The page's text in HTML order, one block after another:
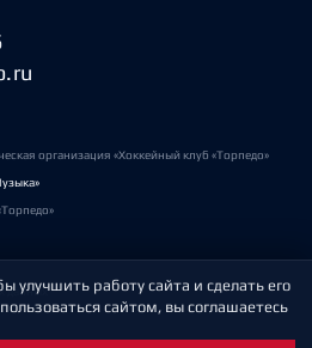
организация «Хоккейный клуб «Торпедо»
данных
улучшить работу сайта и сделать его
сайтом, вы соглашаетесь